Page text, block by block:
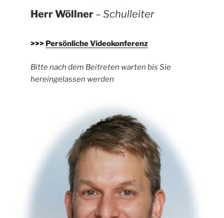
Herr Wöllner – Schulleiter
>>> Persönliche Videokonferenz
Bitte nach dem Beitreten warten bis Sie
hereingelassen werden